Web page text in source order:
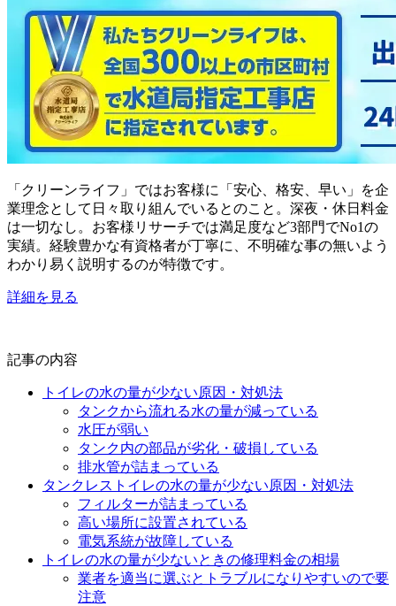
「クリーンライフ」ではお客様に「安心、格安、早い」を企
業理念として日々取り組んでいるとのこと。深夜・休日料金
は一切なし。お客様リサーチでは満足度など3部門でNo1の
実績。経験豊かな有資格者が丁寧に、不明確な事の無いよう
わかり易く説明するのが特徴です。
詳細を見る
記事の内容
トイレの水の量が少ない原因・対処法
タンクから流れる水の量が減っている
水圧が弱い
タンク内の部品が劣化・破損している
排水管が詰まっている
タンクレストイレの水の量が少ない原因・対処法
フィルターが詰まっている
高い場所に設置されている
電気系統が故障している
トイレの水の量が少ないときの修理料金の相場
業者を適当に選ぶとトラブルになりやすいので要
注意